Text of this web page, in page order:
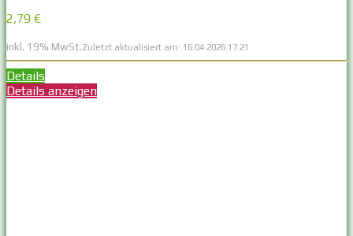
2,79 €
inkl. 19% MwSt.Zuletzt aktualisiert am: 16.04.2026 17:21
Details
Details anzeigen